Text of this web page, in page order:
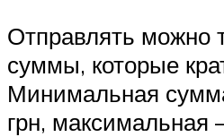
Отправлять можно
суммы, которые
Минимальная
грн, максимальная